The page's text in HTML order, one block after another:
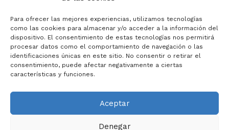
Para ofrecer las mejores experiencias, utilizamos tecnologías
como las cookies para almacenar y/o acceder a la información del
dispositivo. El consentimiento de estas tecnologías nos permitirá
procesar datos como el comportamiento de navegación o las
identificaciones únicas en este sitio. No consentir o retirar el
consentimiento, puede afectar negativamente a ciertas
características y funciones.
Aceptar
Denegar
3.13. Criterios para realizar el destete. Manejo.
3.14. Factores determinantes en el intervalo
destete-cubrición que afectan a la producción.
Declaración de Accesibilidad